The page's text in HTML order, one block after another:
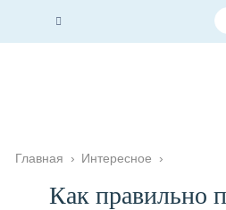
Главная › Интересное ›
Как правильно